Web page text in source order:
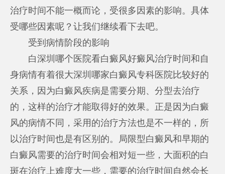
治疗时间不能一概而论，受很多因素的影响。具体
受哪些因素呢？让我们继续看下去吧。
受到病情阶段的影响
白深圳哪个医院看白癜风好癜风治疗时间和自
身病情有着很大深圳哪家白癜风专科医院比较好的
关系，因为白癜风疾病是需要分期、分型去治疗
的，这样的治疗才能取得好的效果。正是因为白癜
风的病情不同，采用的治疗方法也是不一样的，所
以治疗时间也是有区别的。局限型白癜风和早期的
白癜风需要的治疗时间会相对短一些，大面积的白
斑在治疗上难度大一些，需要的治疗时间自然会长